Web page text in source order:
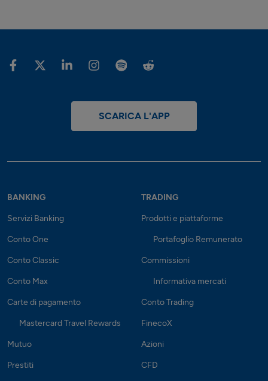
SCARICA L'APP
BANKING
Servizi Banking
Conto One
Conto Classic
Conto Max
Carte di pagamento
Mastercard Travel Rewards
Mutuo
Prestiti
TRADING
Prodotti e piattaforme
Portafoglio Remunerato
Commissioni
Informativa mercati
Conto Trading
FinecoX
Azioni
CFD